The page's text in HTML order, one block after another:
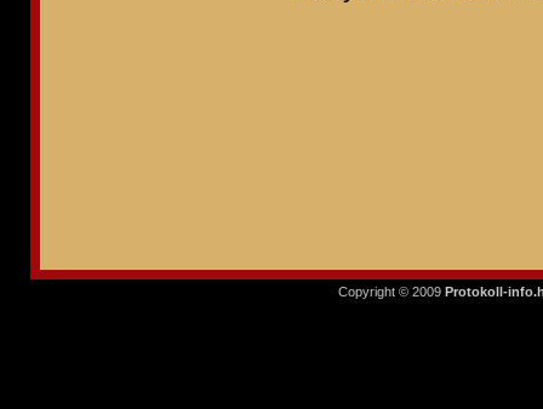
Copyright © 2009 Protokoll-